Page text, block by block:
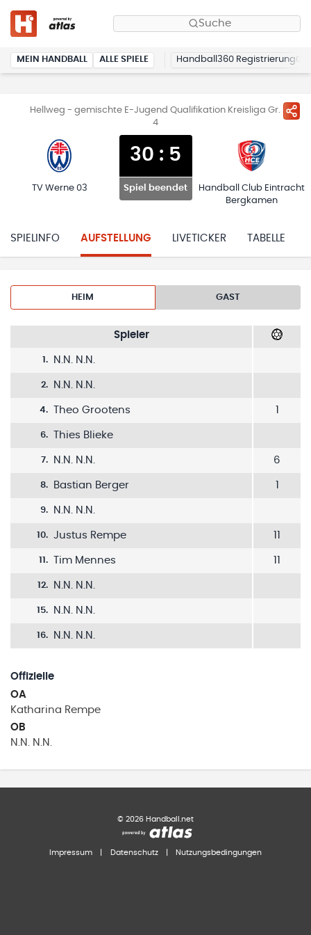
Suche
MEIN HANDBALL ALLE SPIELE Handball360 Registrierung
Hellweg - gemischte E-Jugend Qualifikation Kreisliga Gr.
4
TV Werne 03
30 : 5
Spiel beendet
Handball Club Eintracht
Bergkamen
SPIELINFO AUFSTELLUNG LIVETICKER TABELLE
HEIM GAST
Spieler
1. N.N. N.N.
2. N.N. N.N.
4. Theo Grootens
6. Thies Blieke
7. N.N. N.N. 6
8. Bastian Berger
9. N.N. N.N.
10. Justus Rempe
11. Tim Mennes
12. N.N. N.N.
15. N.N. N.N.
16. N.N. N.N.
Offizielle
OA
Katharina Rempe
OB
N.N. N.N.
© 2026 Handball.net
Impressum Datenschutz Nutzungsbedingungen